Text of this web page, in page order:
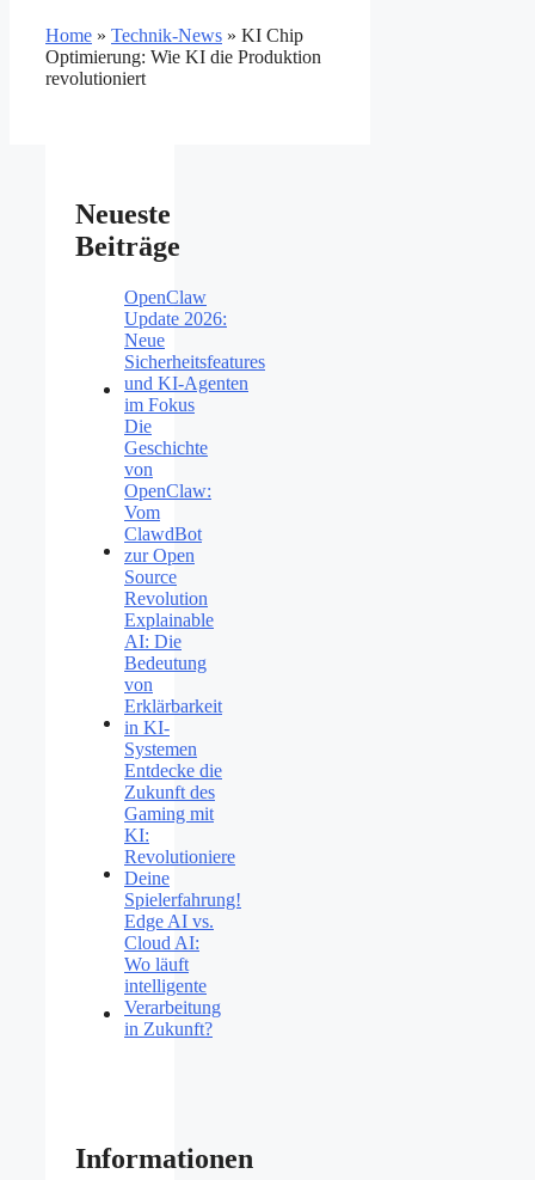
Home » Technik-News » KI Chip
Optimierung: Wie KI die Produktion
revolutioniert
Neueste
Beiträge
OpenClaw
Update 2026:
Neue
Sicherheitsfeatures
und KI-Agenten
im Fokus
Die
Geschichte
von
OpenClaw:
Vom
ClawdBot
zur Open
Source
Revolution
Explainable
AI: Die
Bedeutung
von
Erklärbarkeit
in KI-
Systemen
Entdecke die
Zukunft des
Gaming mit
KI:
Revolutioniere
Deine
Spielerfahrung!
Edge AI vs.
Cloud AI:
Wo läuft
intelligente
Verarbeitung
in Zukunft?
Informationen